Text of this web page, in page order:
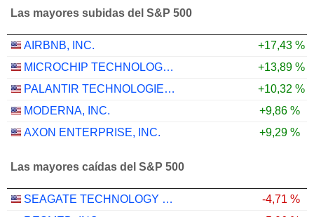
Las mayores subidas del S&P 500
AIRBNB, INC.
+17,43 %
MICROCHIP TECHNOLOGY INCORPORATED
+13,89 %
PALANTIR TECHNOLOGIES INC.
+10,32 %
MODERNA, INC.
+9,86 %
AXON ENTERPRISE, INC.
+9,29 %
Las mayores caídas del S&P 500
SEAGATE TECHNOLOGY HOLDINGS PLC
-4,71 %